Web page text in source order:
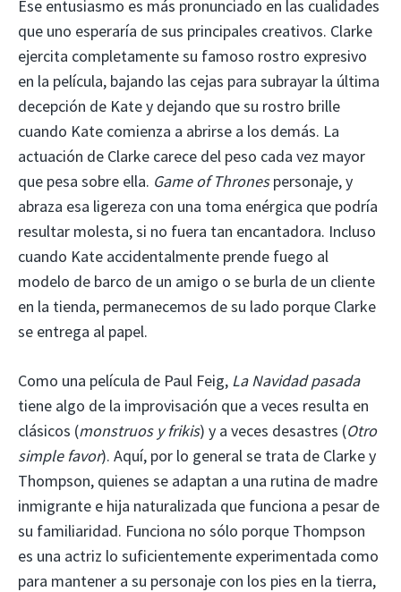
Ese entusiasmo es más pronunciado en las cualidades
que uno esperaría de sus principales creativos. Clarke
ejercita completamente su famoso rostro expresivo
en la película, bajando las cejas para subrayar la última
decepción de Kate y dejando que su rostro brille
cuando Kate comienza a abrirse a los demás. La
actuación de Clarke carece del peso cada vez mayor
que pesa sobre ella. Game of Thronespersonaje, y
abraza esa ligereza con una toma enérgica que podría
resultar molesta, si no fuera tan encantadora. Incluso
cuando Kate accidentalmente prende fuego al
modelo de barco de un amigo o se burla de un cliente
en la tienda, permanecemos de su lado porque Clarke
se entrega al papel.
Como una película de Paul Feig, La Navidad pasada
tiene algo de la improvisación que a veces resulta en
clásicos (monstruos y frikis) y a veces desastres (Otro
simple favor). Aquí, por lo general se trata de Clarke y
Thompson, quienes se adaptan a una rutina de madre
inmigrante e hija naturalizada que funciona a pesar de
su familiaridad. Funciona no sólo porque Thompson
es una actriz lo suficientemente experimentada como
para mantener a su personaje con los pies en la tierra,